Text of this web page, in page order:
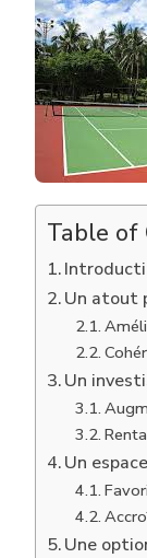
Table of
Un atout
Un
Un
Une